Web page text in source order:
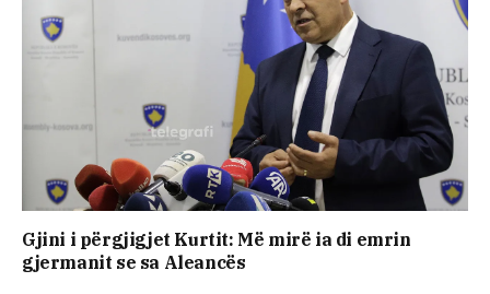
Gjini i përgjigjet Kurtit: Më mirë ia di emrin
gjermanit se sa Aleancës